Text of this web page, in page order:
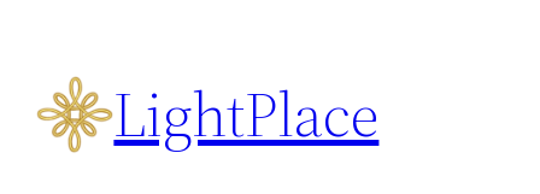
содержимомуLightPlace